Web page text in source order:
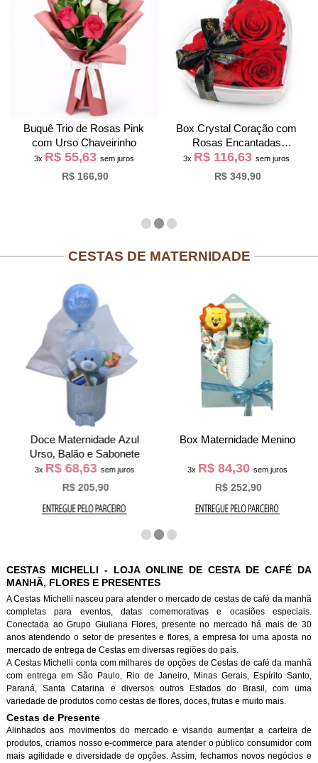
Buquê Trio de Rosas Pink
com Urso Chaveirinho
3x R$ 55,63 sem juros
R$ 166,90
Box Crystal Coração com
Rosas Encantadas
Vermelhas
3x R$ 116,63 sem juros
R$ 349,90
CESTAS DE MATERNIDADE
Doce Maternidade Azul
Urso, Balão e Sabonete
3x R$ 68,63 sem juros
R$ 205,90
Box Maternidade Menino
3xR$ 84,30 sem juros
R$ 252,90
CESTAS MICHELLI - LOJA ONLINE DE CESTA DE CAFÉ DA
MANHÃ, FLORES E PRESENTES
A Cestas Michelli nasceu para atender o mercado de cestas de café da manh
completas para eventos, datas comemorativas e ocasiões especiais.
Conectada ao Grupo Giuliana Flores, presente no mercado há mais de 30
anos atendendo o setor de presentes e flores, a empresa foi uma aposta no
mercado de entrega de Cestas em diversas regiões do país.
A Cestas Michelli conta com milhares de opções de Cestas de café da manh
com entrega em São Paulo, Rio de Janeiro, Minas Gerais, Espírito Santo,
Paraná, Santa Catarina e diversos outros Estados do Brasil, com uma
variedade de produtos como cestas de flores, doces, frutas e muito mais.
Cestas de Presente
Alinhados aos movimentos do mercado e visando aumentar a carteira de
produtos, criamos nosso e-commerce para atender o público consumidor com
mais agilidade e diversidade de opções. Assim, fechamos novos negócios e